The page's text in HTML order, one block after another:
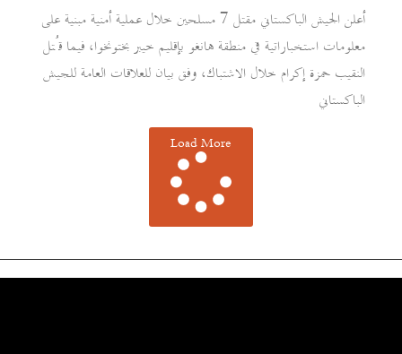
أعلن الجيش الباكستاني مقتل 7 مسلحين خلال عملية أمنية مبنية على
معلومات استخباراتية في منطقة هانغو بإقليم خيبر بختونخوا، فيما قُتل
النقيب حمزة إكرام خلال الاشتباك، وفق بيان للعلاقات العامة للجيش
الباكستاني
Load More